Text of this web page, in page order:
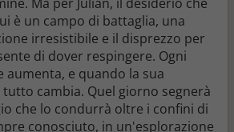
è un campo di battaglia, una
irresistibile e il disprezzo per
di dover respingere. Ogni
aumenta, e quando la sua
tutto cambia. Quel giorno segnerà
che lo condurrà oltre i confini di
conosciuto, in un'esplorazione